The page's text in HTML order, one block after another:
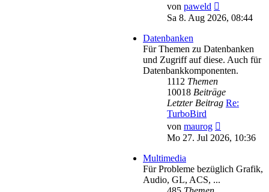
von paweld
Beitrag
Sa 8. Aug 2026, 08:44
Datenbanken
Für Themen zu Datenbanken
und Zugriff auf diese. Auch für
Datenbankkomponenten.
1112 Themen
10018 Beiträge
Letzter Beitrag Re:
TurboBird
von maurog
Beitrag
Mo 27. Jul 2026, 10:36
Multimedia
Für Probleme bezüglich Grafik,
Audio, GL, ACS, ...